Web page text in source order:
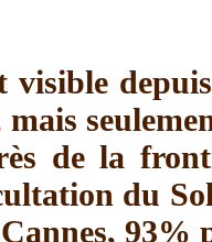
visible
mais
de la
du
93%